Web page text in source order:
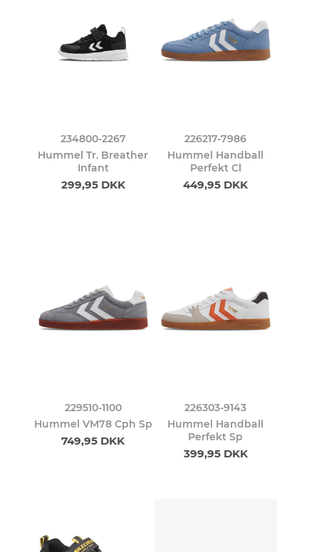
234800-2267
Hummel Tr. Breather
Infant
299,95 DKK
226217-7986
Hummel Handball
Perfekt Cl
449,95 DKK
229510-1100
Hummel VM78 Cph Sp
749,95 DKK
226303-9143
Hummel Handball
Perfekt Sp
399,95 DKK